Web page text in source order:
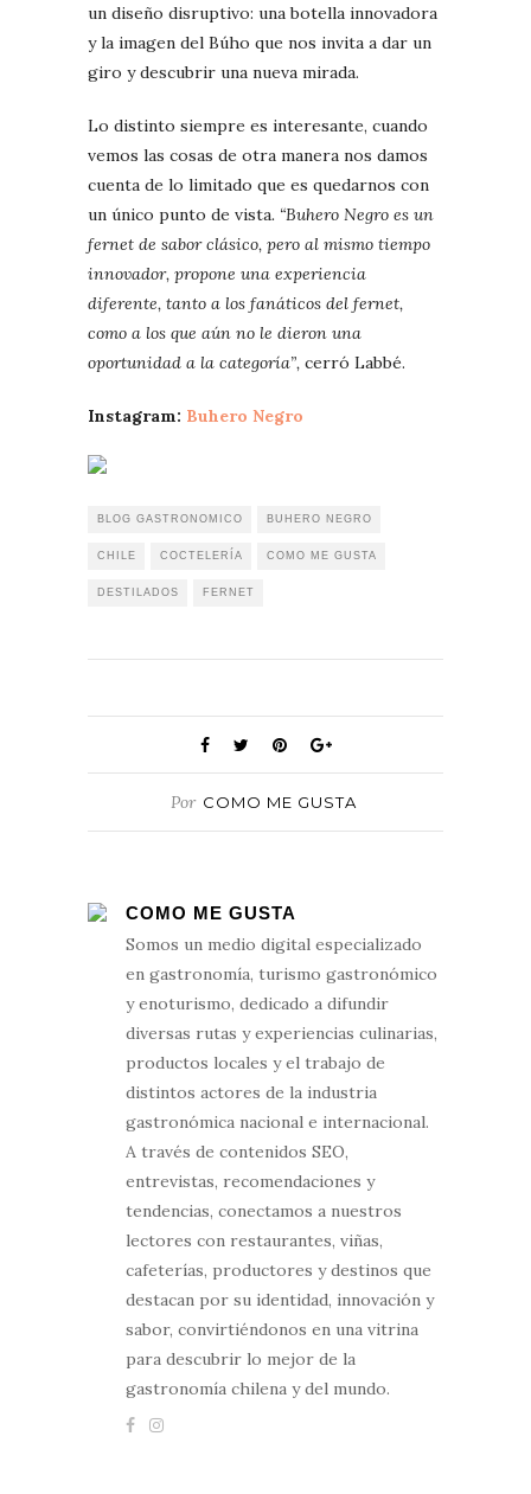
un diseño disruptivo: una botella innovadora
y la imagen del Búho que nos invita a dar un
giro y descubrir una nueva mirada.
Lo distinto siempre es interesante, cuando
vemos las cosas de otra manera nos damos
cuenta de lo limitado que es quedarnos con
un único punto de vista. “Buhero Negro es un
fernet de sabor clásico, pero al mismo tiempo
innovador, propone una experiencia
diferente, tanto a los fanáticos del fernet,
como a los que aún no le dieron una
oportunidad a la categoría”, cerró Labbé.
Instagram: Buhero Negro
BLOG GASTRONOMICO BUHERO NEGRO
CHILE COCTELERÍA COMO ME GUSTA
DESTILADOS FERNET
Por COMO ME GUSTA
COMO ME GUSTA
Somos un medio digital especializado
en gastronomía, turismo gastronómico
y enoturismo, dedicado a difundir
diversas rutas y experiencias culinarias,
productos locales y el trabajo de
distintos actores de la industria
gastronómica nacional e internacional.
A través de contenidos SEO,
entrevistas, recomendaciones y
tendencias, conectamos a nuestros
lectores con restaurantes, viñas,
cafeterías, productores y destinos que
destacan por su identidad, innovación y
sabor, convirtiéndonos en una vitrina
para descubrir lo mejor de la
gastronomía chilena y del mundo.